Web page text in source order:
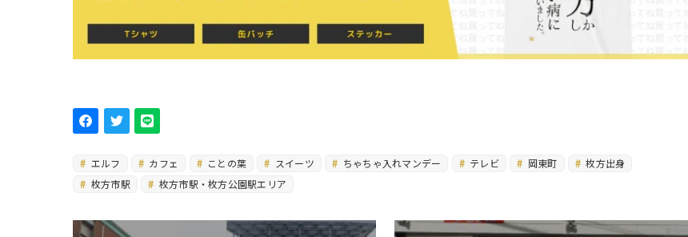
エルフ カフェ ことの葉 スイーツ ちゃちゃ入れマンデー テレビ 岡東町
枚方出身
枚方市駅
枚方市駅・枚方公園駅エリア